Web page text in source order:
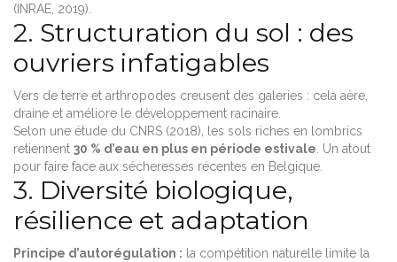
(INRAE, 2019).
2. Structuration du sol : des
ouvriers infatigables
Vers de terre et arthropodes creusent des galeries : cela aère,
draine et améliore le développement racinaire.
Selon une étude du CNRS (2018), les sols riches en lombrics
retiennent 30 % d’eau en plus en période estivale . Un atout
pour faire face aux sécheresses récentes en Belgique.
3. Diversité biologique,
résilience et adaptation
Principe d’autorégulation : la compétition naturelle limite la